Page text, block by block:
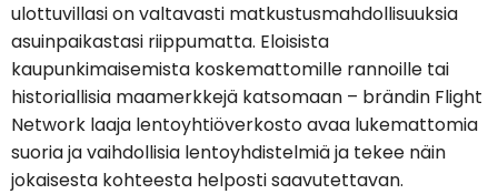
ulottuvillasi on valtavasti matkustusmahdollisuuksia
asuinpaikastasi riippumatta. Eloisista
kaupunkimaisemista koskemattomille rannoille tai
historiallisia maamerkkejä katsomaan – brändin Flight
Network laaja lentoyhtiöverkosto avaa lukemattomia
suoria ja vaihdollisia lentoyhdistelmiä ja tekee näin
jokaisesta kohteesta helposti saavutettavan.